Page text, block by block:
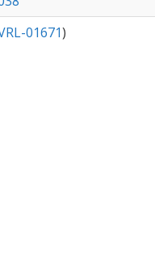
01671)